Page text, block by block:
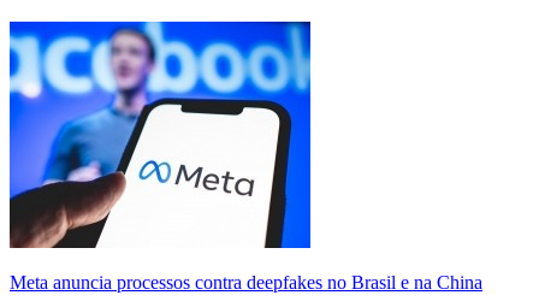
Meta anuncia processos contra deepfakes no Brasil e na China